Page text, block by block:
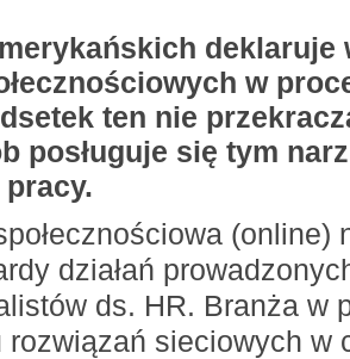
deklaruje
w
ten nie
posługuje się tym
(online)
działań
ds. HR. Branża w
rozwiązań sieciowych w